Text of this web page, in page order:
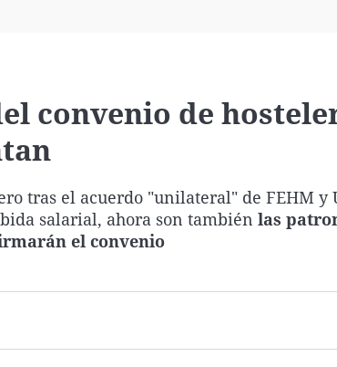
convenio de
tras el acuerdo "unilateral" de FEHM y
salarial, ahora son también las
el convenio